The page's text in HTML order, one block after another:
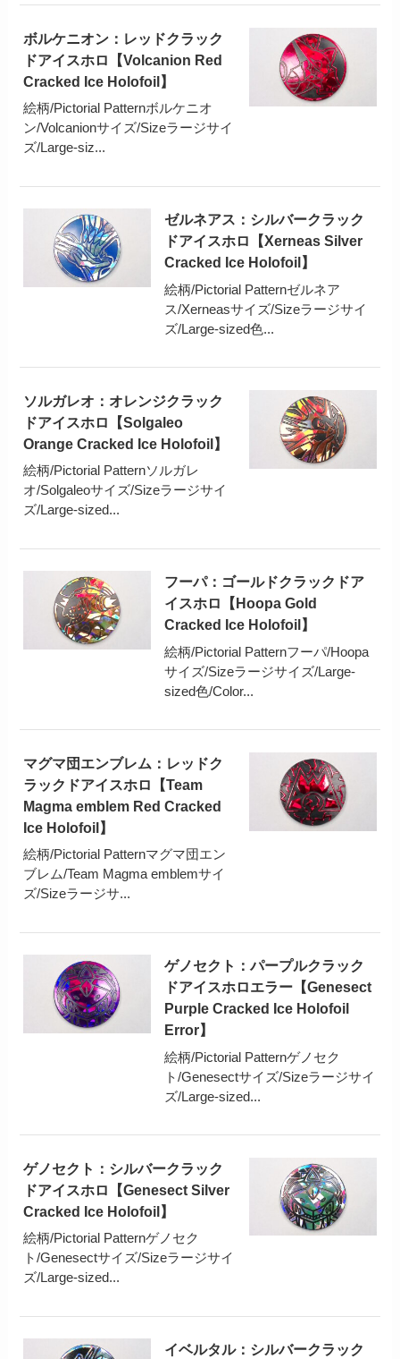
ボルケニオン：レッドクラック
ドアイスホロ【Volcanion Red
Cracked Ice Holofoil】
絵柄/Pictorial Patternボルケニオ
ン/Volcanionサイズ/Sizeラージサイ
ズ/Large-siz...
ゼルネアス：シルバークラック
ドアイスホロ【Xerneas Silver
Cracked Ice Holofoil】
絵柄/Pictorial Patternゼルネア
ス/Xerneasサイズ/Sizeラージサイ
ズ/Large-sized色...
ソルガレオ：オレンジクラック
ドアイスホロ【Solgaleo
Orange Cracked Ice Holofoil】
絵柄/Pictorial Patternソルガレ
オ/Solgaleoサイズ/Sizeラージサイ
ズ/Large-sized...
フーパ：ゴールドクラックドア
イスホロ【Hoopa Gold
Cracked Ice Holofoil】
絵柄/Pictorial Patternフーパ/Hoopa
サイズ/Sizeラージサイズ/Large-
sized色/Color...
マグマ団エンブレム：レッドク
ラックドアイスホロ【Team
Magma emblem Red Cracked
Ice Holofoil】
絵柄/Pictorial Patternマグマ団エン
ブレム/Team Magma emblemサイ
ズ/Sizeラージサ...
ゲノセクト：パープルクラック
ドアイスホロエラー【Genesect
Purple Cracked Ice Holofoil
Error】
絵柄/Pictorial Patternゲノセク
ト/Genesectサイズ/Sizeラージサイ
ズ/Large-sized...
ゲノセクト：シルバークラック
ドアイスホロ【Genesect Silver
Cracked Ice Holofoil】
絵柄/Pictorial Patternゲノセク
ト/Genesectサイズ/Sizeラージサイ
ズ/Large-sized...
イベルタル：シルバークラック